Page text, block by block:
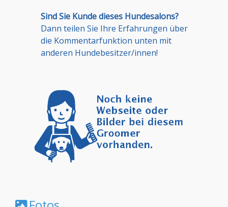
Sind Sie Kunde dieses Hundesalons?
Dann teilen Sie Ihre Erfahrungen über
die Kommentarfunktion unten mit
anderen Hundebesitzer/innen!